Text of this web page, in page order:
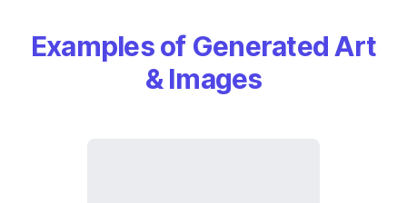
Examples of Generated Art
& Images